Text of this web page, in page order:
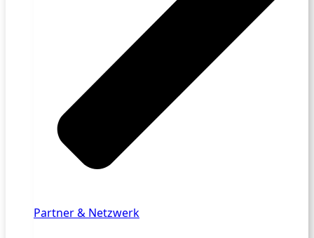
Partner & Netzwerk